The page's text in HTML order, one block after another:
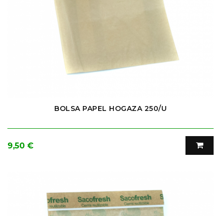
BOLSA PAPEL HOGAZA 250/U
Precio
9,50 €